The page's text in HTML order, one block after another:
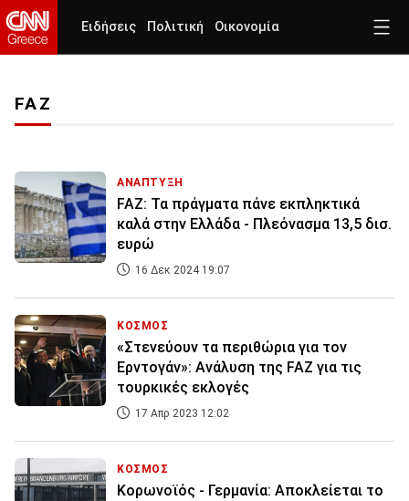
Ειδήσεις Πολιτική Οικονομία
FAZ
ΑΝΑΠΤΥΞΗ
FAZ: Τα πράγματα πάνε εκπληκτικά
καλά στην Ελλάδα - Πλεόνασμα 13,5 δισ.
ευρώ
16 Δεκ 2024 19:07
ΚΟΣΜΟΣ
«Στενεύουν τα περιθώρια για τον
Ερντογάν»: Ανάλυση της FAZ για τις
τουρκικές εκλογές
17 Απρ 2023 12:02
ΚΟΣΜΟΣ
Κορωνοϊός - Γερμανία: Αποκλείεται το